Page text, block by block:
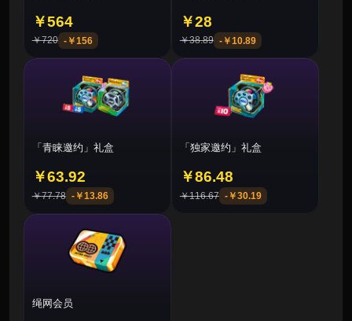
￥564
￥720 -￥156
￥28
￥38.89 -￥10.89
「青睐邀约」礼盒
￥63.92
￥77.78 -￥13.86
「独家邀约」礼盒
￥86.48
￥116.67 -￥30.19
绳网会员